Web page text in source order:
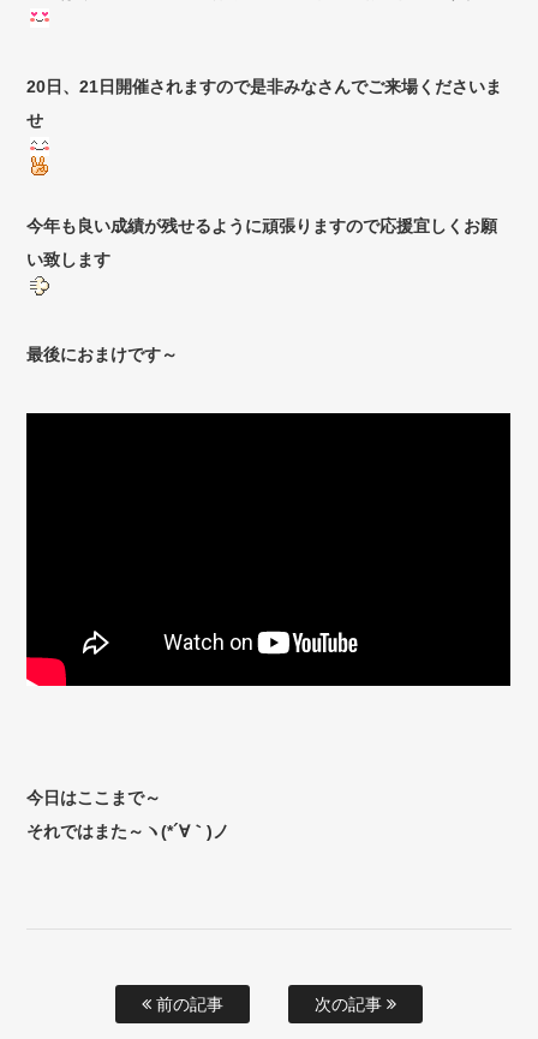
20日、21日開催されますので是非みなさんでご来場くださいま
せ
今年も良い成績が残せるように頑張りますので応援宜しくお願
い致します
最後におまけです～
今日はここまで～
それではまた～ヽ(*´∀｀)ノ
前の記事 次の記事